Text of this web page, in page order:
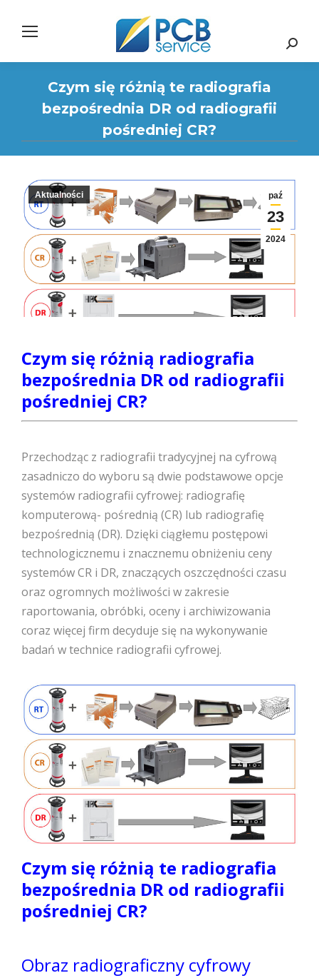
Search:
Czym się różnią te radiografia
bezpośrednia DR od radiografii
pośredniej CR?
paź
23
2024
Aktualności
Czym się różnią radiografia
bezpośrednia DR od radiografii
pośredniej CR?
Przechodząc z radiografii tradycyjnej na cyfrową
zasadniczo do wyboru są dwie podstawowe opcje
systemów radiografii cyfrowej: radiografię
komputerową- pośrednią (CR) lub radiografię
bezpośrednią (DR). Dzięki ciągłemu postępowi
technologicznemu i znacznemu obniżeniu ceny
systemów CR i DR, znaczących oszczędności czasu
oraz ogromnych możliwości w zakresie
raportowania, obróbki, oceny i archiwizowania
coraz więcej firm decyduje się na wykonywanie
badań w technice radiografii cyfrowej.
Czym się różnią te radiografia
bezpośrednia DR od radiografii
pośredniej CR?
Obraz radiograficzny cyfrowy